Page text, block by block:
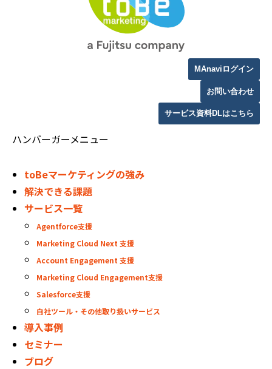
MAnaviログイン
お問い合わせ
サービス資料DLはこちら
ハンバーガーメニュー
toBeマーケティングの強み
解決できる課題
サービス一覧
Agentforce支援
Marketing Cloud Next 支援
Account Engagement 支援
Marketing Cloud Engagement支援
Salesforce支援
自社ツール・その他取り扱いサービス
導入事例
セミナー
ブログ